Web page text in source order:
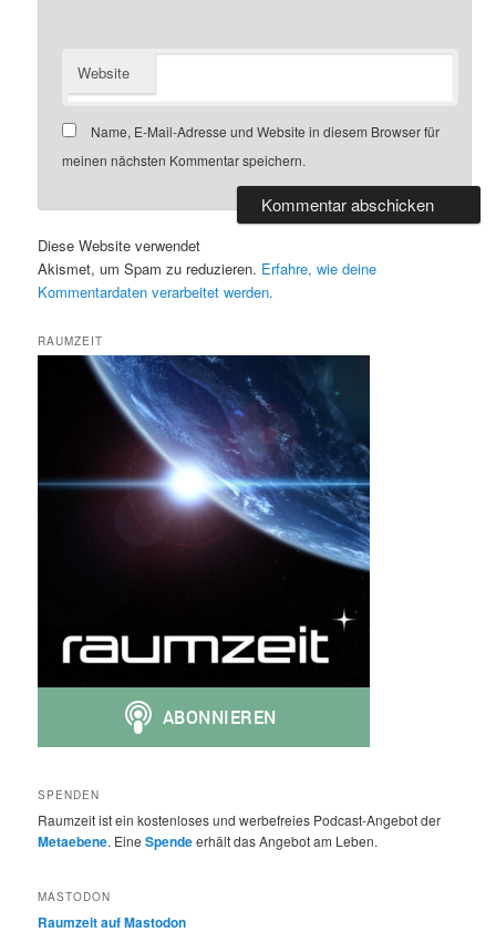
Website
Name, E-Mail-Adresse und Website in diesem Browser für
meinen nächsten Kommentar speichern.
Diese Website verwendet
Akismet, um Spam zu reduzieren. Erfahre, wie deine
Kommentardaten verarbeitet werden.
RAUMZEIT
SPENDEN
Raumzeit ist ein kostenloses und werbefreies Podcast-Angebot der
Metaebene. EineSpendeerhält das Angebot am Leben.
MASTODON
Raumzeit auf Mastodon